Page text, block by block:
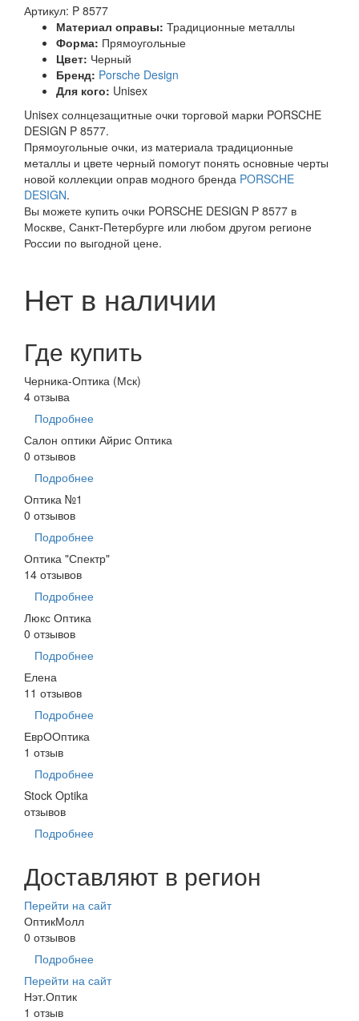
Артикул: P 8577
Материал оправы: Традиционные металлы
Форма: Прямоугольные
Цвет: Черный
Бренд: Porsche Design
Для кого: Unisex
Unisex солнцезащитные очки торговой марки PORSCHE
DESIGN P 8577.
Прямоугольные очки, из материала традиционные
металлы и цвете черный помогут понять основные черты
новой коллекции оправ модного бренда PORSCHE
DESIGN.
Вы можете купить очки PORSCHE DESIGN P 8577 в
Москве, Санкт-Петербурге или любом другом регионе
России по выгодной цене.
Нет в наличии
Где купить
Черника-Оптика (Мск)
4 отзыва
Подробнее
Салон оптики Айрис Оптика
0 отзывов
Подробнее
Оптика №1
0 отзывов
Подробнее
Оптика "Спектр"
14 отзывов
Подробнее
Люкс Оптика
0 отзывов
Подробнее
Елена
11 отзывов
Подробнее
ЕврООптика
1 отзыв
Подробнее
Stock Optika
отзывов
Подробнее
Доставляют в регион
Перейти на сайт
ОптикМолл
0 отзывов
Подробнее
Перейти на сайт
Нэт.Оптик
1 отзыв